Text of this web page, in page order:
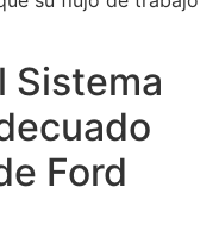
Sistema
Ford